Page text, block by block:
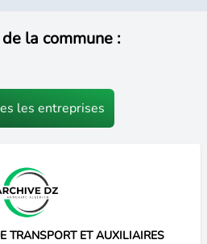
la commune :
les entreprises
TRANSPORT ET AUXILIAIRES